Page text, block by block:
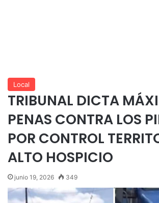
Local
TRIBUNAL DICTA
PENAS CONTRA LOS
POR CONTROL
ALTO HOSPICIO
junio 19, 2026 349